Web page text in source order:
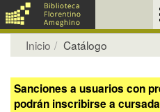
Inicio Catálogo
Sanciones a usuarios con
podrán inscribirse a